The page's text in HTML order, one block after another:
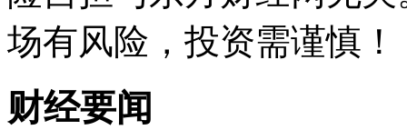
场有风险，投资需谨慎！
财经要闻